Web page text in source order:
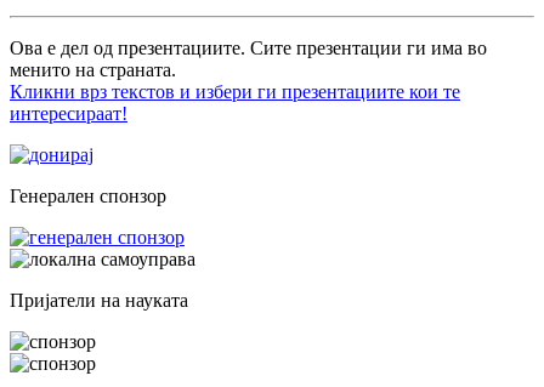
Ова е дел од презентациите. Сите презентации ги има во
менито на страната.
Кликни врз текстов и избери ги презентациите кои те
интересираат!
Генерален спонзор
Пријатели на науката